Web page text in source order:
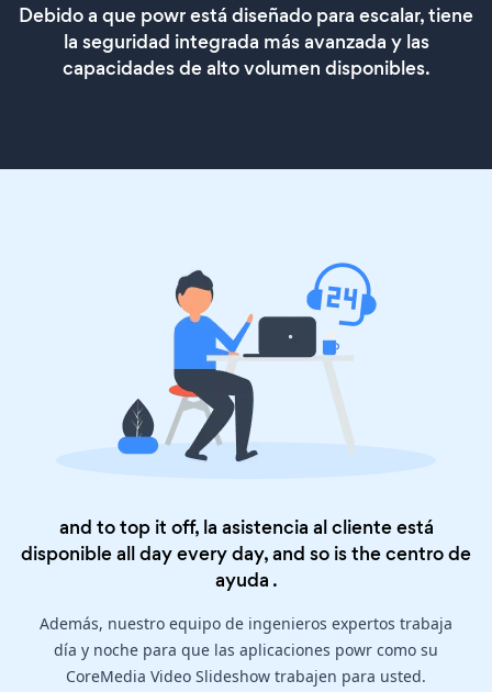
Debido a que powr está diseñado para escalar, tiene
la seguridad integrada más avanzada y las
capacidades de alto volumen disponibles.
and to top it off, la asistencia al cliente está
disponible all day every day, and so is thecentro de
ayuda .
Además, nuestro equipo de ingenieros expertos trabaja
día y noche para que las aplicaciones powr como su
CoreMedia Video Slideshow trabajen para usted.